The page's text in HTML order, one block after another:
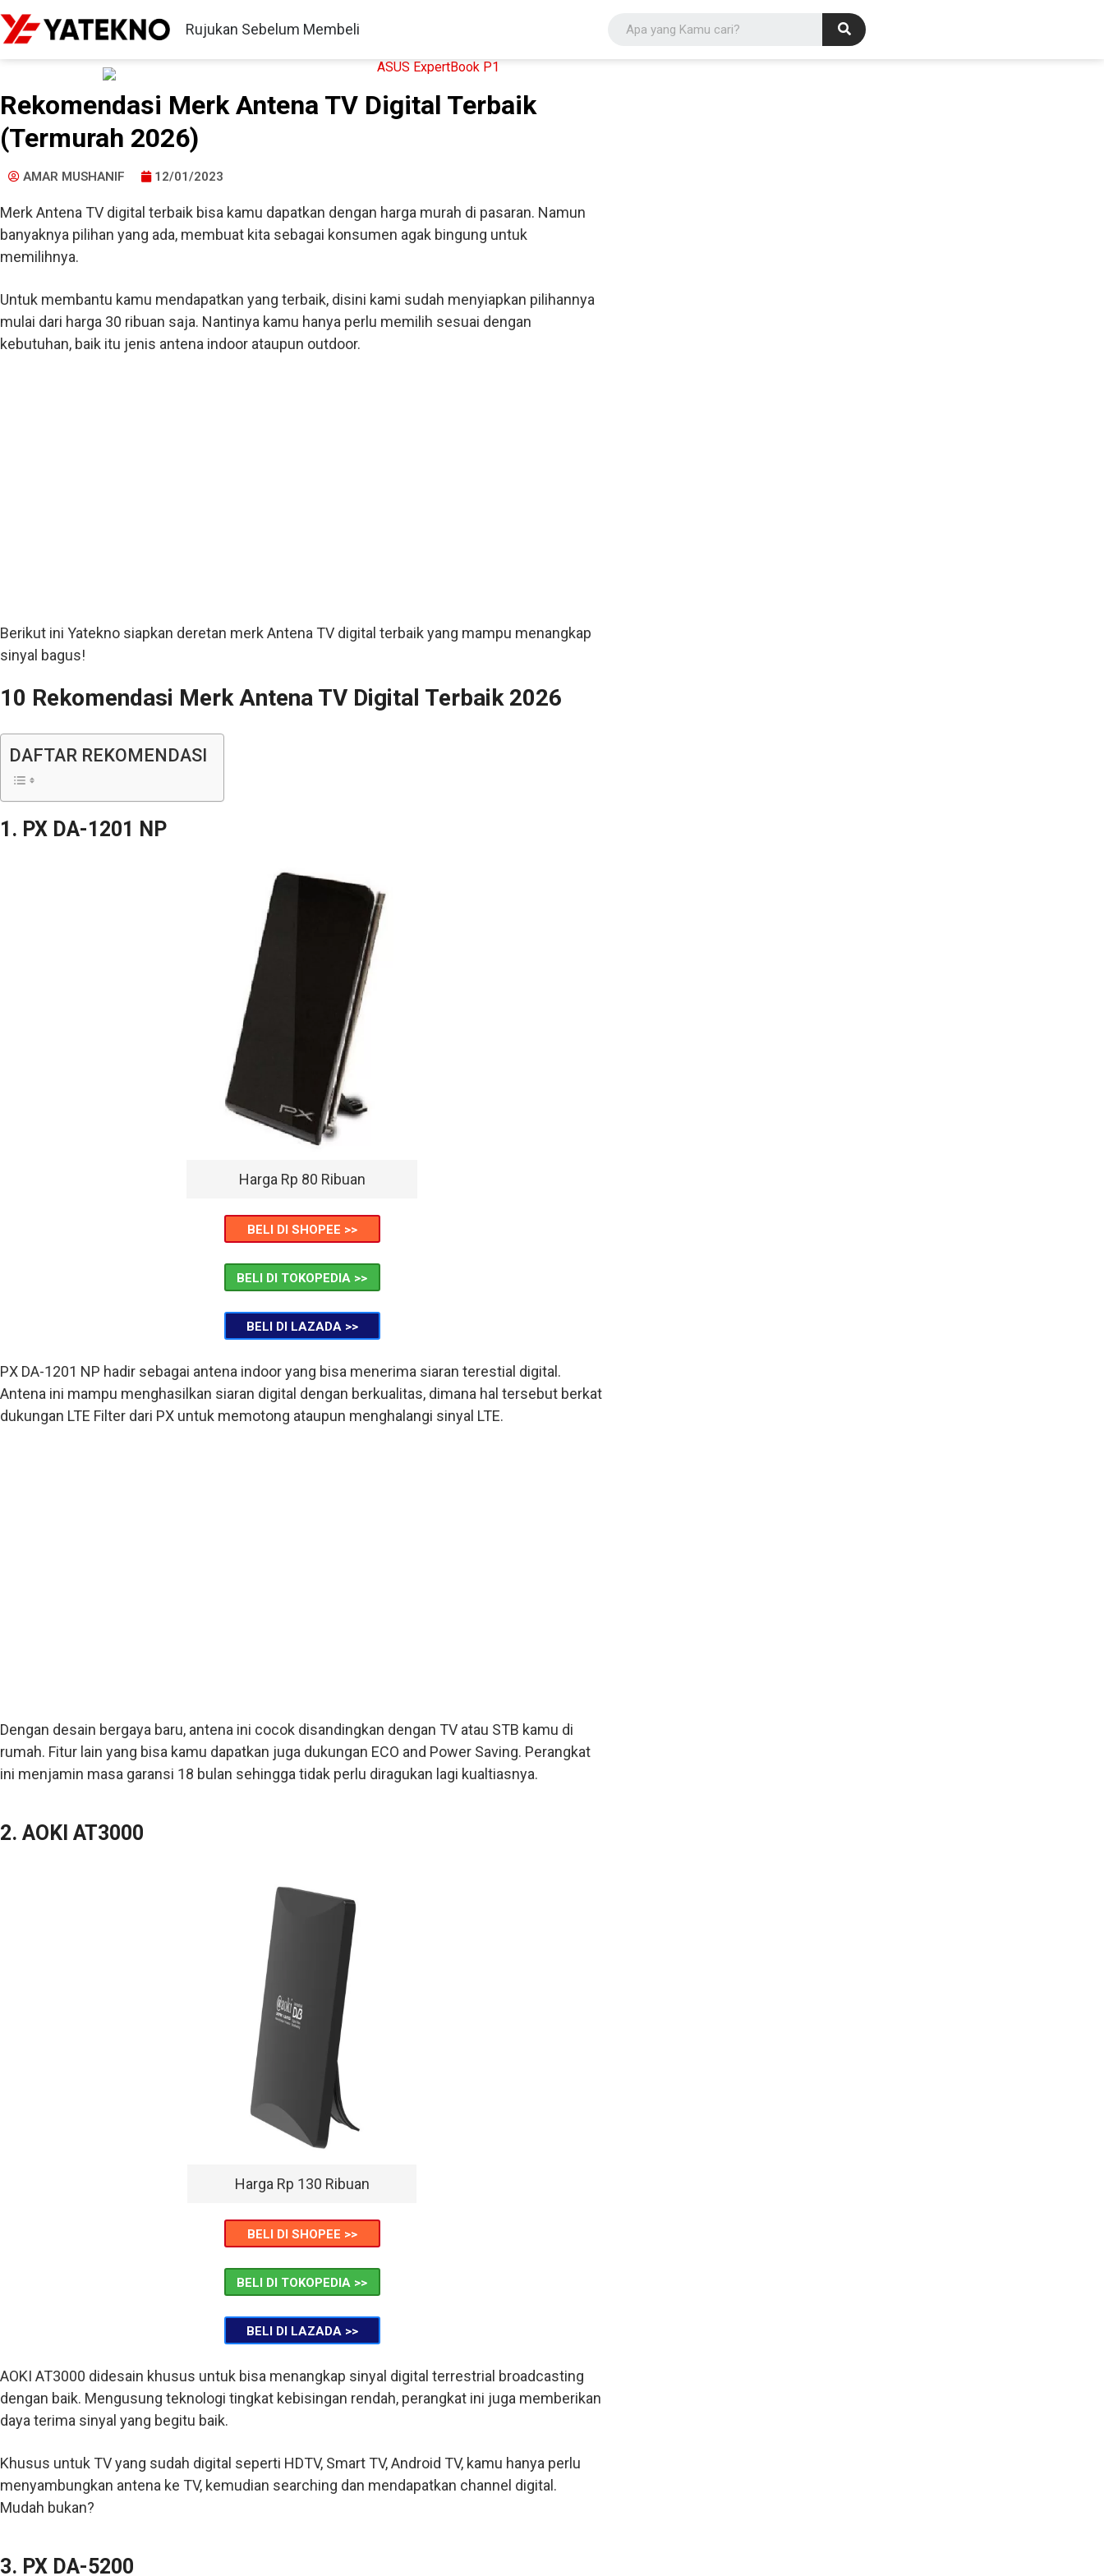
Rujukan Sebelum Membeli
Rekomendasi Merk Antena TV Digital Terbaik
(Termurah 2026)
AMAR MUSHANIF 12/01/2023
Merk Antena TV digital terbaik bisa kamu dapatkan dengan harga murah di pasaran. Namun
banyaknya pilihan yang ada, membuat kita sebagai konsumen agak bingung untuk
memilihnya.
Untuk membantu kamu mendapatkan yang terbaik, disini kami sudah menyiapkan pilihannya
mulai dari harga 30 ribuan saja. Nantinya kamu hanya perlu memilih sesuai dengan
kebutuhan, baik itu jenis antena indoor ataupun outdoor.
Berikut ini Yatekno siapkan deretan merk Antena TV digital terbaik yang mampu menangkap
sinyal bagus!
10 Rekomendasi Merk Antena TV Digital Terbaik 2026
DAFTAR REKOMENDASI
1. PX DA-1201 NP
Harga Rp 80 Ribuan
BELI DI SHOPEE >>
BELI DI TOKOPEDIA >>
BELI DI LAZADA >>
PX DA-1201 NP hadir sebagai antena indoor yang bisa menerima siaran terestial digital.
Antena ini mampu menghasilkan siaran digital dengan berkualitas, dimana hal tersebut berkat
dukungan LTE Filter dari PX untuk memotong ataupun menghalangi sinyal LTE.
Dengan desain bergaya baru, antena ini cocok disandingkan dengan TV atau STB kamu di
rumah. Fitur lain yang bisa kamu dapatkan juga dukungan ECO and Power Saving. Perangkat
ini menjamin masa garansi 18 bulan sehingga tidak perlu diragukan lagi kualtiasnya.
2. AOKI AT3000
Harga Rp 130 Ribuan
BELI DI SHOPEE >>
BELI DI TOKOPEDIA >>
BELI DI LAZADA >>
AOKI AT3000 didesain khusus untuk bisa menangkap sinyal digital terrestrial broadcasting
dengan baik. Mengusung teknologi tingkat kebisingan rendah, perangkat ini juga memberikan
daya terima sinyal yang begitu baik.
Khusus untuk TV yang sudah digital seperti HDTV, Smart TV, Android TV, kamu hanya perlu
menyambungkan antena ke TV, kemudian searching dan mendapatkan channel digital.
Mudah bukan?
3. PX DA-5200